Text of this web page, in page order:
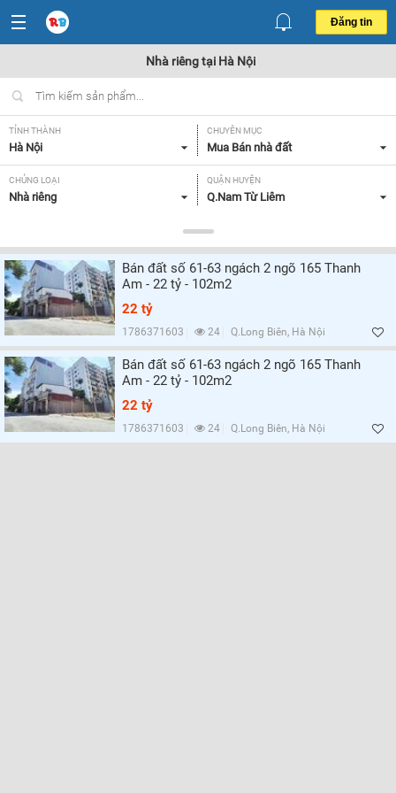
Đăng tin
Nhà riêng tại Hà Nội
TỈNH THÀNH
Hà Nội
CHUYÊN MỤC
Mua Bán nhà đất
CHỦNG LOẠI
Nhà riêng
QUẬN HUYỆN
Q.Nam Từ Liêm
Tất cả
MỨC GIÁ
Tất cả
HƯỚNG
Tất cả
MẶT TIỀN
GIẤY TỜ PHÁP LÝ
Tất cả
Bán đất số 61-63 ngách 2 ngõ 165 Thanh
Am - 22 tỷ - 102m2
22 tỷ
1786371603 24 Q.Long Biên, Hà Nội
Bán đất số 61-63 ngách 2 ngõ 165 Thanh
Am - 22 tỷ - 102m2
22 tỷ
1786371603 24 Q.Long Biên, Hà Nội